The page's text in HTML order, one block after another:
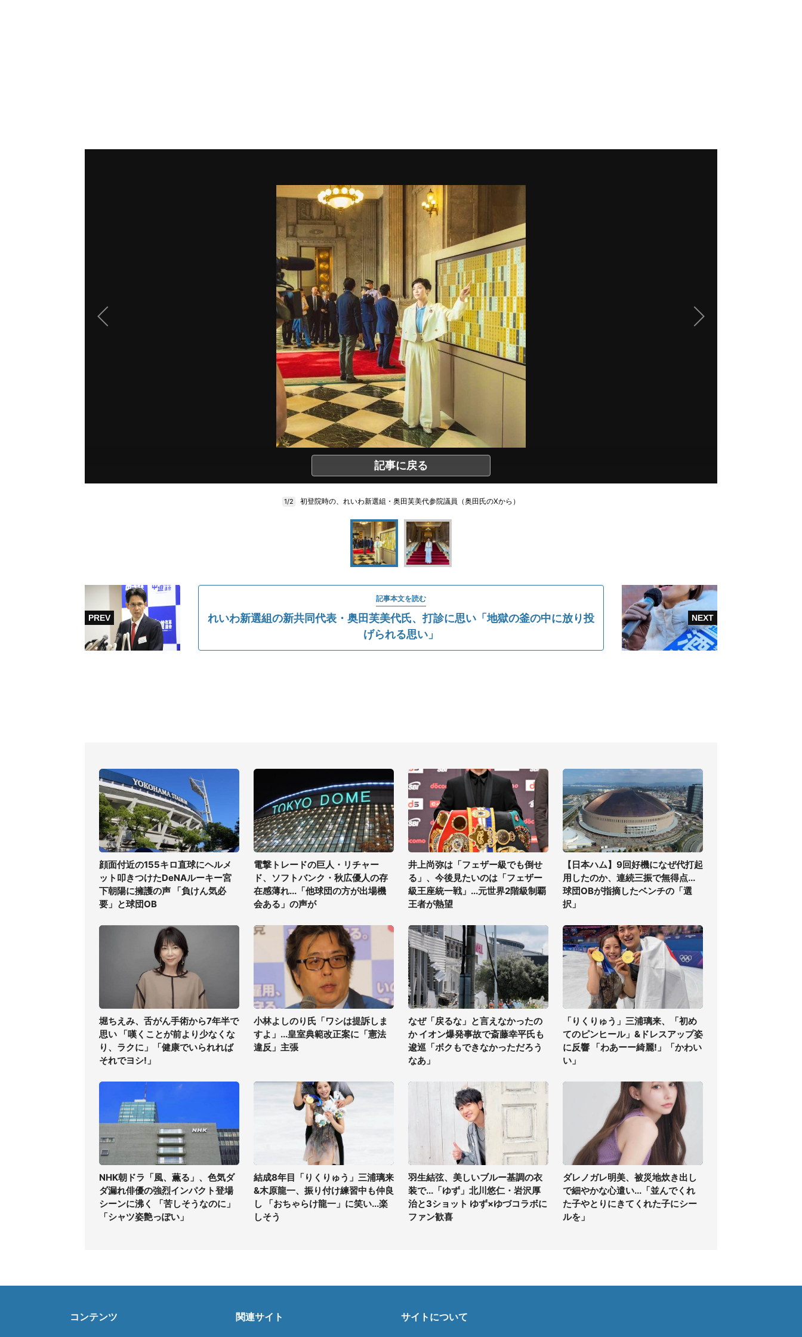
記事に戻る
1/2 初登院時の、れいわ新選組・奥田芙美代参院議員（奥田氏のXから）
記事本文を読む
れいわ新選組の新共同代表・奥田芙美代氏、打診に思い「地獄の釜の中に放り投
げられる思い」
顔面付近の155キロ直球にヘルメ
ット叩きつけたDeNAルーキー宮
下朝陽に擁護の声 「負けん気必
要」と球団OB
電撃トレードの巨人・リチャー
ド、ソフトバンク・秋広優人の存
在感薄れ...「他球団の方が出場機
会ある」の声が
井上尚弥は「フェザー級でも倒せ
る」、今後見たいのは「フェザー
級王座統一戦」...元世界2階級制覇
王者が熱望
【日本ハム】9回好機になぜ代打起
用したのか、連続三振で無得点...
球団OBが指摘したベンチの「選
択」
堀ちえみ、舌がん手術から7年半で
思い 「嘆くことが前より少なくな
り、ラクに」「健康でいられれば
それでヨシ!」
小林よしのり氏「ワシは提訴しま
すよ」...皇室典範改正案に「憲法
違反」主張
なぜ「戻るな」と言えなかったの
か イオン爆発事故で斎藤幸平氏も
逡巡「ボクもできなかっただろう
なあ」
「りくりゅう」三浦璃来、「初め
てのピンヒール」&ドレスアップ姿
に反響 「わあーー綺麗!」「かわい
い」
NHK朝ドラ「風、薫る」、色気ダ
ダ漏れ俳優の強烈インパクト登場
シーンに沸く 「苦しそうなのに」
「シャツ姿艶っぽい」
結成8年目「りくりゅう」三浦璃来
&木原龍一、振り付け練習中も仲良
し 「おちゃらけ龍一」に笑い...楽
しそう
羽生結弦、美しいブルー基調の衣
装で...「ゆず」北川悠仁・岩沢厚
治と3ショット ゆず×ゆづコラボに
ファン歓喜
ダレノガレ明美、被災地炊き出し
で細やかな心遣い...「並んでくれ
た子やとりにきてくれた子にシー
ルを」
コンテンツ 関連サイト サイトについて